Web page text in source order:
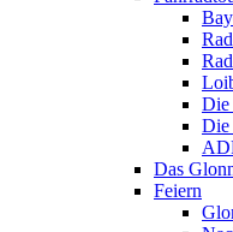
Die
Die
Das
Feiern